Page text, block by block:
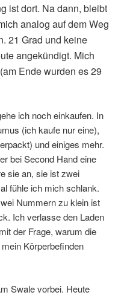
ist dort. Na dann, bleibt
analog auf dem Weg
21 Grad und keine
angekündigt. Mich
Ende wurden es 29
ich noch einkaufen. In
(ich kaufe nur eine),
und einiges mehr.
bei Second Hand eine
sie an, sie ist zwei
fühle ich mich schlank.
Nummern zu klein ist
Ich verlasse den Laden
der Frage, warum die
Körperbefinden
Swale vorbei. Heute